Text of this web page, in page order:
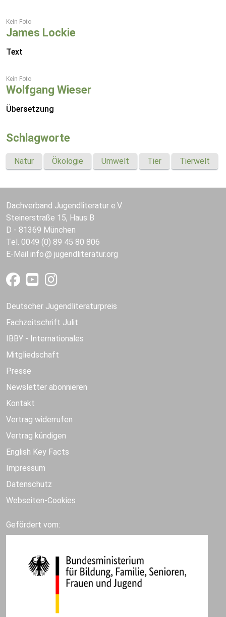
Kein Foto
James Lockie
Text
Kein Foto
Wolfgang Wieser
Übersetzung
Schlagworte
Natur Ökologie Umwelt Tier Tierwelt
Dachverband Jugendliteratur e.V.
Steinerstraße 15, Haus B
D - 81369 München
Tel. 0049 (0) 89 45 80 806
E-Mail info jugendliteratur.org
Deutscher Jugendliteraturpreis
Fachzeitschrift Julit
IBBY - Internationales
Mitgliedschaft
Presse
Newsletter abonnieren
Kontakt
Vertrag widerrufen
Vertrag kündigen
English Key Facts
Impressum
Datenschutz
Webseiten-Cookies
Gefördert vom: